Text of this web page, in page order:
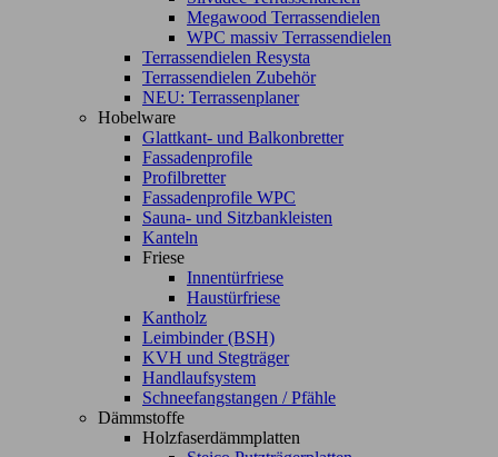
Megawood Terrassendielen
WPC massiv Terrassendielen
Terrassendielen Resysta
Terrassendielen Zubehör
NEU: Terrassenplaner
Hobelware
Glattkant- und Balkonbretter
Fassadenprofile
Profilbretter
Fassadenprofile WPC
Sauna- und Sitzbankleisten
Kanteln
Friese
Innentürfriese
Haustürfriese
Kantholz
Leimbinder (BSH)
KVH und Stegträger
Handlaufsystem
Schneefangstangen / Pfähle
Dämmstoffe
Holzfaserdämmplatten